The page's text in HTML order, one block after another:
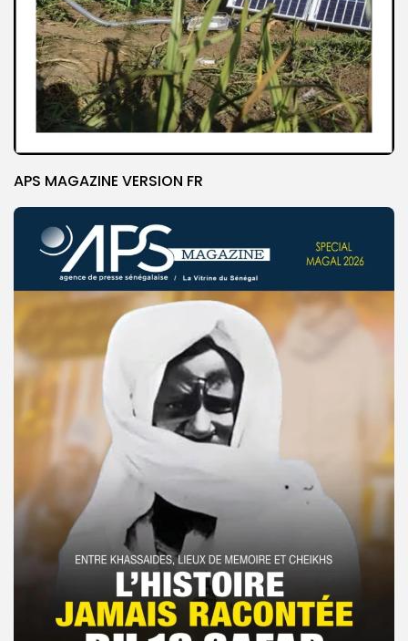
APS MAGAZINE VERSION FR